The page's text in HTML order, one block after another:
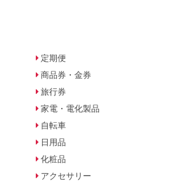
定期便
商品券・金券
旅行券
家電・電化製品
自転車
日用品
化粧品
アクセサリー